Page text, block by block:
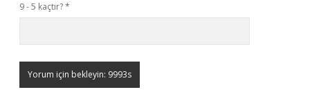
9 - 5 kaçtır?*